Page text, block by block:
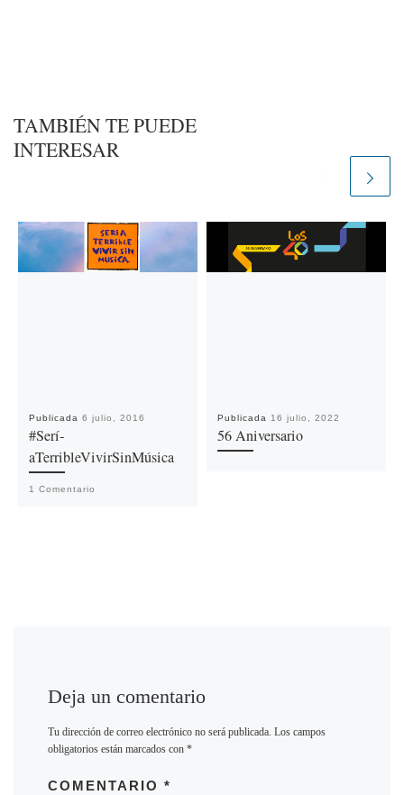
TAMBIÉN TE PUEDE
INTERESAR
Publicada 6 julio, 2016
#Serí­
aTerribleVivirSinMúsica
1 Comentario
Publicada 16 julio, 2022
56 Aniversario
Deja un comentario
Tu dirección de correo electrónico no será publicada. Los campos
obligatorios están marcados con *
COMENTARIO *